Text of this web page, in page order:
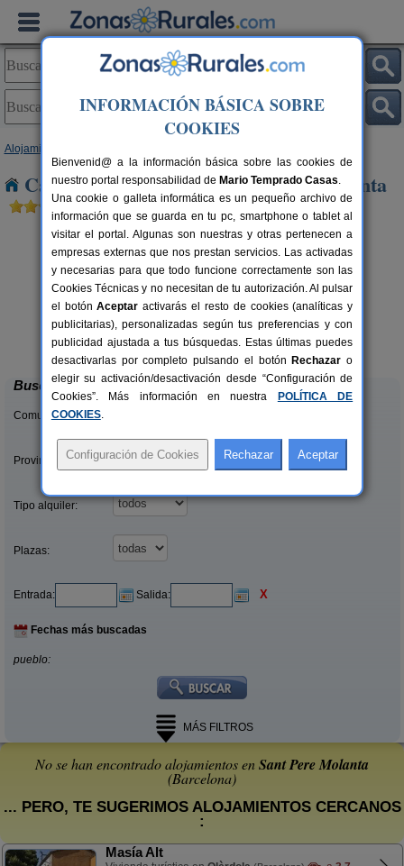
Alojamientos
Casas Rurales cerca de Sant Pere Molanta
19-23+2 pers.
desde33 €
Can Fontanelles
Castellfollit del Boix (Barcelona)
Buscar
Comunidades:
Provincias/Islas:
Tipo alquiler:
Plazas:
Entrada: Salida: X
Fechas más buscadas
pueblo:
MÁS FILTROS
No se han encontrado alojamientos enSant Pere Molanta
(Barcelona)
... PERO, TE SUGERIMOS ALOJAMIENTOS CERCANOS
:
Masía Alt
INFORMACIÓN BÁSICA SOBRE
COOKIES
Bienvenid@ a la información básica sobre las cookies de
nuestro portal responsabilidad de Mario Temprado Casas.
Una cookie o galleta informática es un pequeño archivo de
información que se guarda en tu pc, smartphone o tablet al
visitar el portal. Algunas son nuestras y otras pertenecen a
empresas externas que nos prestan servicios. Las activadas
y necesarias para que todo funcione correctamente son las
Cookies Técnicas y no necesitan de tu autorización. Al pulsar
el botónAceptar activarás el resto de cookies (analíticas y
publicitarias), personalizadas según tus preferencias y con
publicidad ajustada a tus búsquedas. Estas últimas puedes
desactivarlas por completo pulsando el botón Rechazar o
elegir su activación/desactivación desde “Configuración de
Cookies”. Más información en nuestra
POLÍTICA DE
COOKIES.